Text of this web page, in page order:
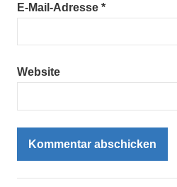
E-Mail-Adresse *
Website